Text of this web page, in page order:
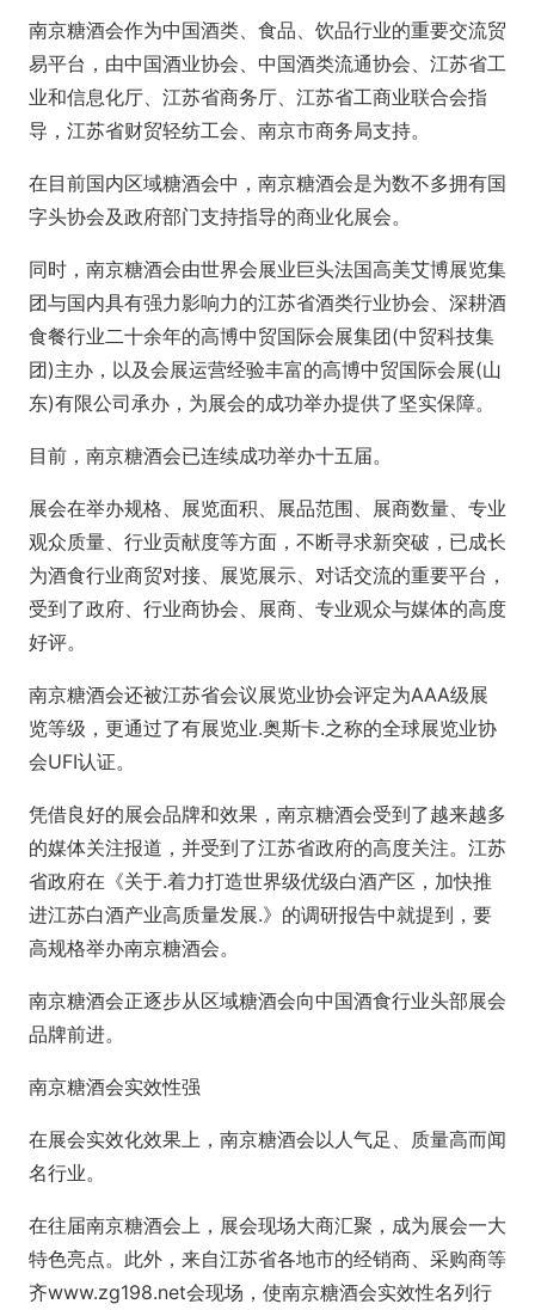
南京糖酒会作为中国酒类、食品、饮品行业的重要交流贸
易平台，由中国酒业协会、中国酒类流通协会、江苏省工
业和信息化厅、江苏省商务厅、江苏省工商业联合会指
导，江苏省财贸轻纺工会、南京市商务局支持。
在目前国内区域糖酒会中，南京糖酒会是为数不多拥有国
字头协会及政府部门支持指导的商业化展会。
同时，南京糖酒会由世界会展业巨头法国高美艾博展览集
团与国内具有强力影响力的江苏省酒类行业协会、深耕酒
食餐行业二十余年的高博中贸国际会展集团(中贸科技集
团)主办，以及会展运营经验丰富的高博中贸国际会展(山
东)有限公司承办，为展会的成功举办提供了坚实保障。
目前，南京糖酒会已连续成功举办十五届。
展会在举办规格、展览面积、展品范围、展商数量、专业
观众质量、行业贡献度等方面，不断寻求新突破，已成长
为酒食行业商贸对接、展览展示、对话交流的重要平台，
受到了政府、行业商协会、展商、专业观众与媒体的高度
好评。
南京糖酒会还被江苏省会议展览业协会评定为AAA级展
览等级，更通过了有展览业.奥斯卡.之称的全球展览业协
会UFI认证。
凭借良好的展会品牌和效果，南京糖酒会受到了越来越多
的媒体关注报道，并受到了江苏省政府的高度关注。江苏
省政府在《关于.着力打造世界级优级白酒产区，加快推
进江苏白酒产业高质量发展.》的调研报告中就提到，要
高规格举办南京糖酒会。
南京糖酒会正逐步从区域糖酒会向中国酒食行业头部展会
品牌前进。
南京糖酒会实效性强
在展会实效化效果上，南京糖酒会以人气足、质量高而闻
名行业。
在往届南京糖酒会上，展会现场大商汇聚，成为展会一大
特色亮点。此外，来自江苏省各地市的经销商、采购商等
齐www.zg198.net会现场，使南京糖酒会实效性名列行